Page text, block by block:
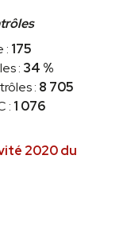
: 175
: 34 %
: 8 705
: 1 076
2020 du